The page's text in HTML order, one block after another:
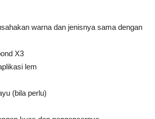
warna dan jenisnya sama dengan
X3
lem
(bila perlu)